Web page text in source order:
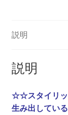
説明
説明
☆☆スタイリッ
生み出してい